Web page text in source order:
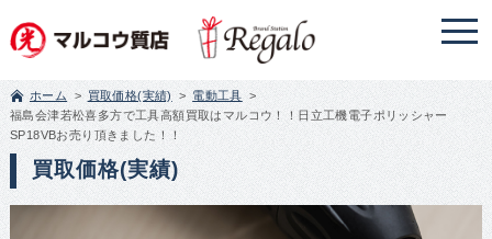
ホーム 買取価格(実績)
電動工具
福島会津若松喜多方で工具高額買取はマルコウ！！日立工機電子ポリッシャー
SP18VBお売り頂きました！！
買取価格(実績)